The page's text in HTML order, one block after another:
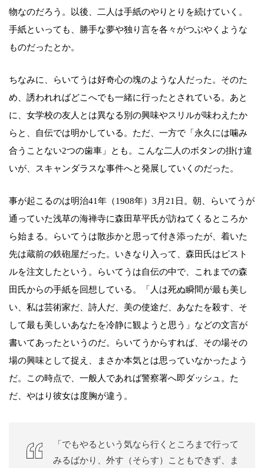
物なのだろう。以後、二人は手紙のやりとりを続けていく。
手紙といっても、勝手な夢や独り言を各々がつぶやくような
ものだったとか。
ちなみに、らいてうは好奇心の塊のような人だった。そのた
め、誘われればどこへでも一緒に行ったとされている。あと
に、女学校の友人とは異なる別の興味やスリルが味わえたか
らと、自伝では明かしている。ただ、一方で「永久には噛み
合うことない2つの歯車」とも。こんな二人のボタンの掛け違
いが、スキャンダラスな事件へと発展していくのだった。
事が起こるのは明治41年（1908年）3月21日。朝、らいてうが
通っていた浅草の海禅寺に森田草平氏が訪ねてくるところか
ら始まる。らいてうは散歩かと思って付き添ったが、着いた
先は蔵前の鉄砲屋だった。いきなり入って、森田氏はピスト
ルを注文したという。らいてうは自伝の中で、これまでの森
田氏からの手紙を回想している。「人は死ぬ瞬間が最も美し
い、私は芸術家だ、詩人だ、美の使途だ、あなたを殺す、そ
して最も美しいあなたを冷静に観ようと思う」などの文言が
書いてあったというのだ。らいてうからすれば、その場その
場の興味として捉え、まさか本気とは思っていなかったよう
だ。この時点で、一般人であれば警察署へ即ダッシュ。た
だ、やはり彼女は度胸が違う。
「でもやるという気なら行くところまで行って
みるばかり、外す（そらす）こともできず、ま